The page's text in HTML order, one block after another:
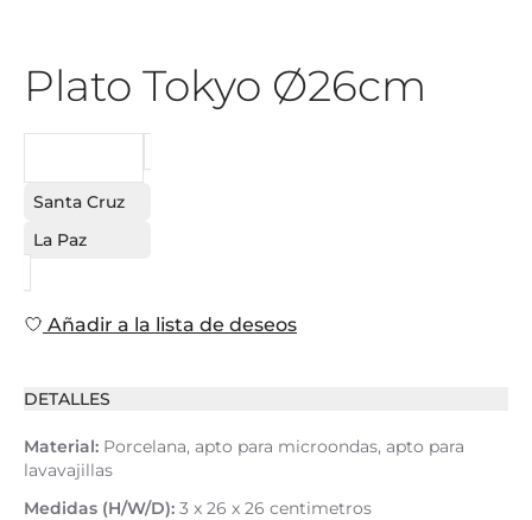
Plato Tokyo Ø26cm
Santa Cruz
La Paz
Añadir a la lista de deseos
DETALLES
Material: Porcelana, apto para microondas, apto para
lavavajillas
Medidas (H/W/D): 3 x 26 x 26 centimetros